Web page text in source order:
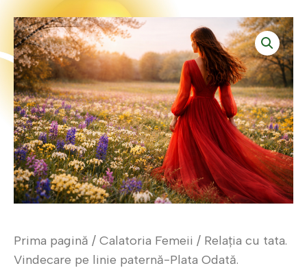
Skip
content
Prima pagină / Calatoria Femeii / Relația cu tata.
Vindecare pe linie paternă-Plata Odată.
Cantitate
Relația
cu
tata.
Vindecare
pe
linie
paternă-
Plata
Odată.